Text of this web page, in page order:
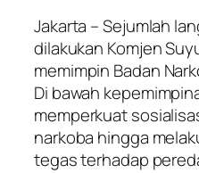
Jakarta – Sejumlah
dilakukan Komjen
memimpin Badan
Di bawah
memperkuat
narkoba hingga
tegas terhadap